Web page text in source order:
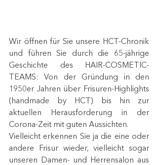
Wir öffnen für Sie unsere HCT-Chronik
und führen Sie durch die 65-jährige
Geschichte des HAIR-COSMETIC-
TEAMS: Von der Gründung in den
1950er Jahren über Frisuren-Highlights
(handmade by HCT) bis hin zur
aktuellen Herausforderung in der
Corona-Zeit mit guten Aussichten.
Vielleicht erkennen Sie ja die eine oder
andere Frisur wieder, vielleicht sogar
unseren Damen- und Herrensalon aus